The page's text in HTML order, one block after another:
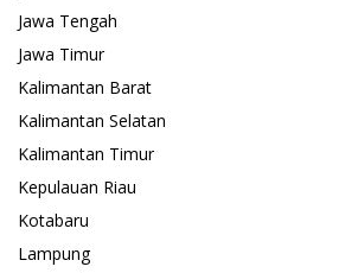
Jawa Tengah
Jawa Timur
Kalimantan Barat
Kalimantan Selatan
Kalimantan Timur
Kepulauan Riau
Kotabaru
Lampung